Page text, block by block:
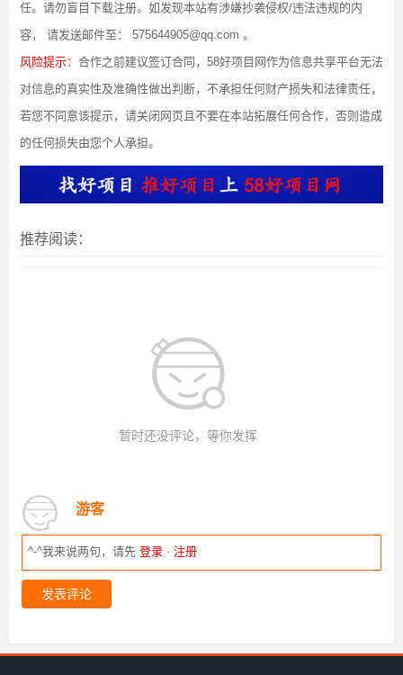
任。请勿盲目下载注册。如发现本站有涉嫌抄袭侵权/违法违规的内
容， 请发送邮件至： 575644905@qq.com 。
风险提示：合作之前建议签订合同，58好项目网作为信息共享平台无法
对信息的真实性及准确性做出判断，不承担任何财产损失和法律责任，
若您不同意该提示，请关闭网页且不要在本站拓展任何合作，否则造成
的任何损失由您个人承担。
推荐阅读：
暂时还没评论，等你发挥
游客
^-^我来说两句，请先登录 · 注册
发表评论